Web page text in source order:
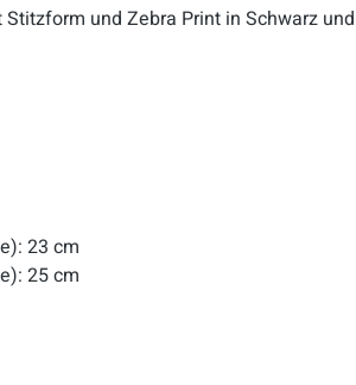
und Zebra Print in Schwarz
23 cm
25 cm